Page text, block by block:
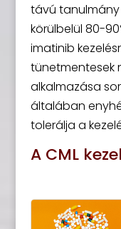
távú
körülbelül 80-
imatinib
tünetmentesek
alkalmazása
általában
tolerálja a
A CML